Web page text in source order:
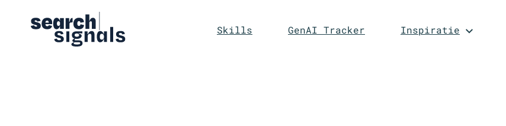
Skills GenAI Tracker Inspiratie